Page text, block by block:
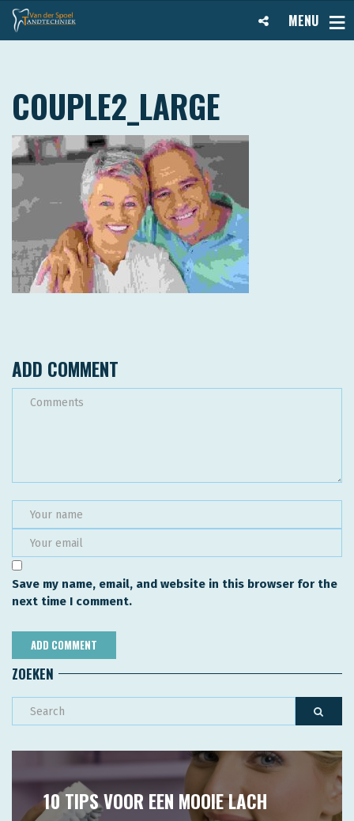
MENU
COUPLE2_LARGE
ADD COMMENT
Save my name, email, and website in this browser for the
next time I comment.
ZOEKEN
10 TIPS VOOR EEN MOOIE LACH